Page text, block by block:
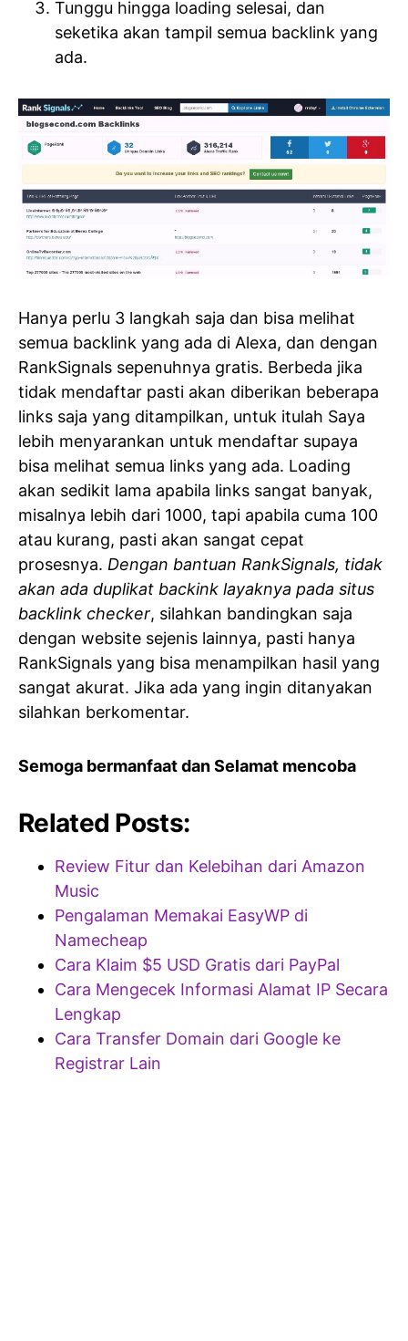
Tunggu hingga loading selesai, dan
seketika akan tampil semua backlink yang
ada.
Hanya perlu 3 langkah saja dan bisa melihat
semua backlink yang ada di Alexa, dan dengan
RankSignals sepenuhnya gratis. Berbeda jika
tidak mendaftar pasti akan diberikan beberapa
links saja yang ditampilkan, untuk itulah Saya
lebih menyarankan untuk mendaftar supaya
bisa melihat semua links yang ada. Loading
akan sedikit lama apabila links sangat banyak,
misalnya lebih dari 1000, tapi apabila cuma 100
atau kurang, pasti akan sangat cepat
prosesnya. Dengan bantuan RankSignals, tidak
akan ada duplikat backink layaknya pada situs
backlink checker, silahkan bandingkan saja
dengan website sejenis lainnya, pasti hanya
RankSignals yang bisa menampilkan hasil yang
sangat akurat. Jika ada yang ingin ditanyakan
silahkan berkomentar.
Semoga bermanfaat dan Selamat mencoba
Related Posts:
Review Fitur dan Kelebihan dari Amazon
Music
Pengalaman Memakai EasyWP di
Namecheap
Cara Klaim $5 USD Gratis dari PayPal
Cara Mengecek Informasi Alamat IP Secara
Lengkap
Cara Transfer Domain dari Google ke
Registrar Lain